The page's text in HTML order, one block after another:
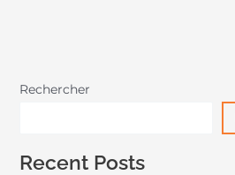
Rechercher
Recent Posts